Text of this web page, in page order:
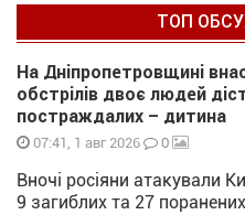
ТОП
На Дніпропетровщині
обстрілів двоє людей
постраждалих – дитина
07:41, 1 авг 2026 0
Вночі росіяни атакували
9 загиблих та 27 поранених